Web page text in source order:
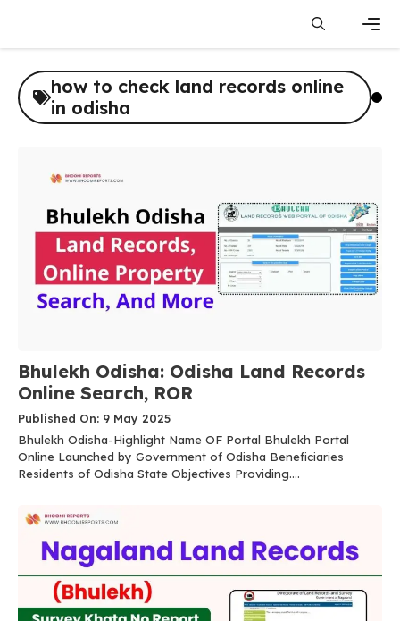
content
how to check land records online
in odisha
Bhulekh Odisha: Odisha Land Records
Online Search, ROR
Published On: 9 May 2025
Bhulekh Odisha-Highlight Name OF Portal Bhulekh Portal
Online Launched by Government of Odisha Beneficiaries
Residents of Odisha State Objectives Providing....